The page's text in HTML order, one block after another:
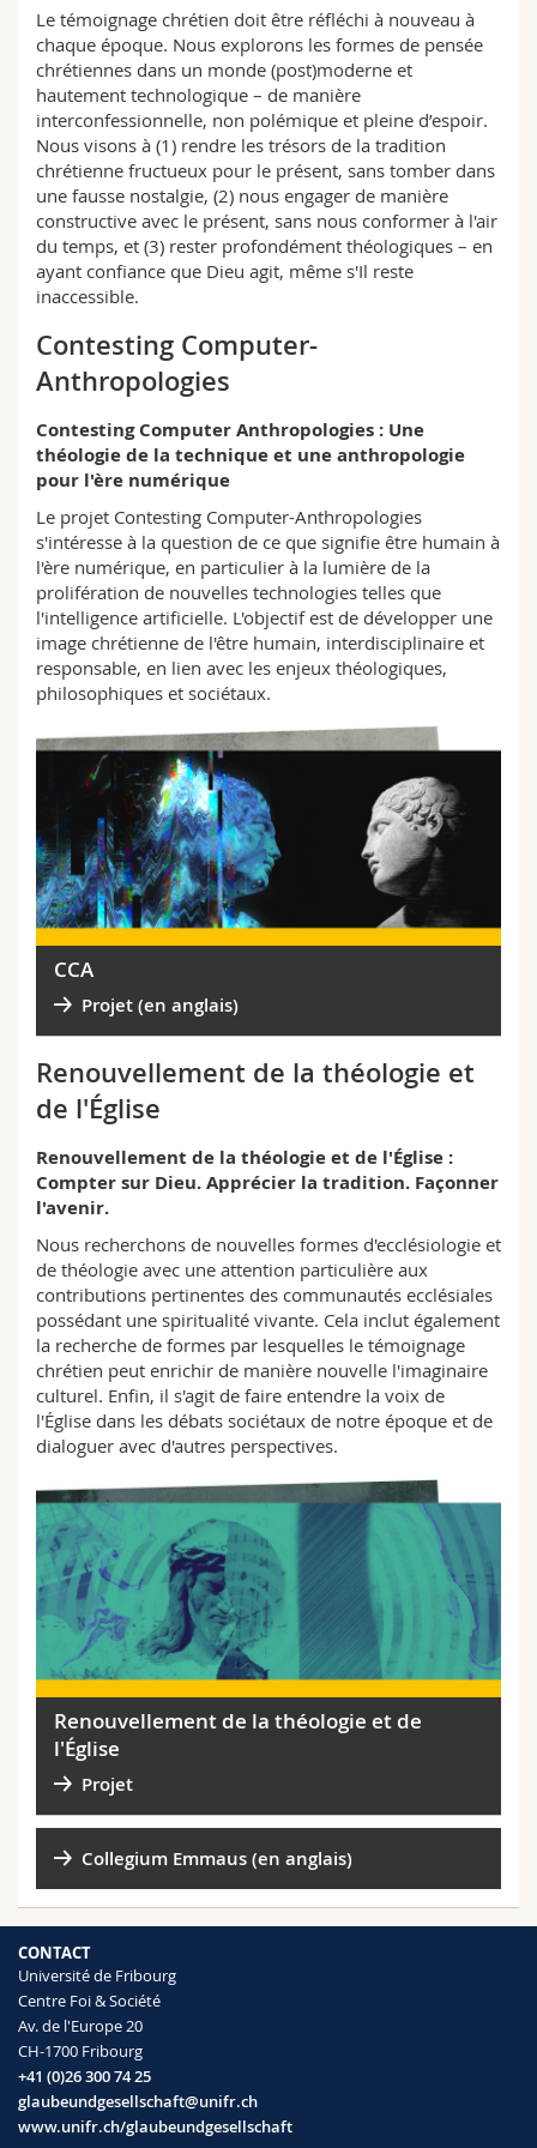
Sciences et médecine
Interfacultaire
Collaborateurs
Doctorants
Webmail
Programme des cours
MyUnifr
Le témoignage chrétien doit être réfléchi à nouveau à
chaque époque. Nous explorons les formes de pensée
chrétiennes dans un monde (post)moderne et
hautement technologique – de manière
interconfessionnelle, non polémique et pleine d’espoir.
Nous visons à (1) rendre les trésors de la tradition
chrétienne fructueux pour le présent, sans tomber dans
une fausse nostalgie, (2) nous engager de manière
constructive avec le présent, sans nous conformer à l'air
du temps, et (3) rester profondément théologiques – en
ayant confiance que Dieu agit, même s'Il reste
inaccessible.
Contesting Computer-
Anthropologies
Contesting Computer Anthropologies : Une
théologie de la technique et une anthropologie
pour l'ère numérique
Le projet Contesting Computer-Anthropologies
s'intéresse à la question de ce que signifie être humain à
l'ère numérique, en particulier à la lumière de la
prolifération de nouvelles technologies telles que
l'intelligence artificielle. L'objectif est de développer une
image chrétienne de l'être humain, interdisciplinaire et
responsable, en lien avec les enjeux théologiques,
philosophiques et sociétaux.
CCA
Projet (en anglais)
Renouvellement de la théologie et
de l'Église
Renouvellement de la théologie et de l'Église :
Compter sur Dieu. Apprécier la tradition. Façonner
l'avenir.
Nous recherchons de nouvelles formes d'ecclésiologie et
de théologie avec une attention particulière aux
contributions pertinentes des communautés ecclésiales
possédant une spiritualité vivante. Cela inclut également
la recherche de formes par lesquelles le témoignage
chrétien peut enrichir de manière nouvelle l'imaginaire
culturel. Enfin, il s'agit de faire entendre la voix de
l'Église dans les débats sociétaux de notre époque et de
dialoguer avec d'autres perspectives.
Renouvellement de la théologie et de
l'Église
Projet
Collegium Emmaus (en anglais)
CONTACT
Université de Fribourg
Centre Foi & Société
Av. de l'Europe 20
CH-1700 Fribourg
+41 (0)26 300 74 25
glaubeundgesellschaft@unifr.ch
www.unifr.ch/glaubeundgesellschaft